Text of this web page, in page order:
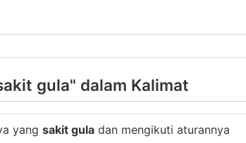
gula" dalam Kalimat
yang sakit gula dan mengikuti aturannya